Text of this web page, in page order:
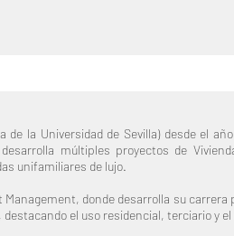
la Universidad de Sevilla) desde el
múltiples proyectos de
unifamiliares de lujo.
donde desarrolla su
el uso residencial, terciario y